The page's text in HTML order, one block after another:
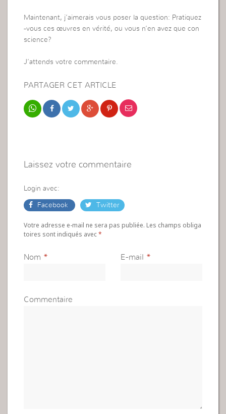
Maintenant, j’aimerais vous poser la question: Pratiquez
-vous ces œuvres en vérité, ou vous n’en avez que con
science?
J’attends votre commentaire.
PARTAGER CET ARTICLE
Laissez votre commentaire
Login avec:
Facebook Twitter
Votre adresse e-mail ne sera pas publiée. Les champs obliga
toires sont indiqués avec*
Nom * E-mail *
Commentaire